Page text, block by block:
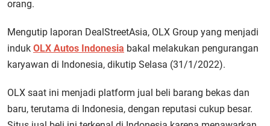
orang.
Mengutip laporan DealStreetAsia, OLX Group yang menjadi
induk OLX Autos Indonesia bakal melakukan pengurangan
karyawan di Indonesia, dikutip Selasa (31/1/2022).
OLX saat ini menjadi platform jual beli barang bekas dan
baru, terutama di Indonesia, dengan reputasi cukup besar.